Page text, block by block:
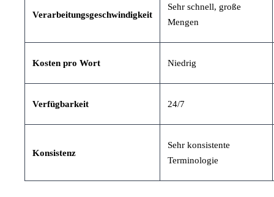
Verarbeitungsgeschwindigkeit
Sehr schnell, große
Mengen
Kosten pro Wort Niedrig
Verfügbarkeit 24/7
Konsistenz
Sehr konsistente
Terminologie